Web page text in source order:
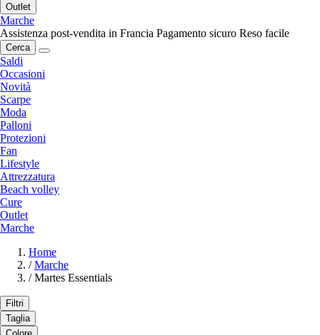
Outlet
Marche
Assistenza post-vendita in Francia Pagamento sicuro Reso facile
Cerca
Saldi
Occasioni
Novità
Scarpe
Moda
Palloni
Protezioni
Fan
Lifestyle
Attrezzatura
Beach volley
Cure
Outlet
Marche
Home
/ Marche
/ Martes Essentials
Filtri
Taglia